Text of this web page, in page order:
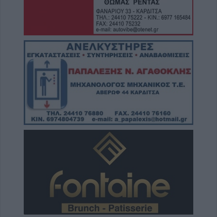
του 2ου προκριματικού γύρου - Στο γήπεδο
του Μακεδονικού το Αναγέννηση - Άρης
Το Σάββατο 8 Αυγούστου η κηδεία της
Αθανασίας Βρέκου
7 Αυγούστου 2026, 18:20
Συμμαχία Υπέρ των Πολιτών: Σκιές για το
κόστος, τους όρους, τον τρόπο και τον
φορέα δημοπράτησης των κολυμβητικών
δεξαμενών της Περιφερειακής Αρχής
Κουρέτα
Υπό έλεγχο η φωτιά σε δύσβατο σημείο στον
Όλυμπο – Παραμένουν οι δυνάμεις στο
σημείο
7 Αυγούστου 2026, 17:07
Ενισχύθηκαν οι πυροσβεστικές δυνάμεις